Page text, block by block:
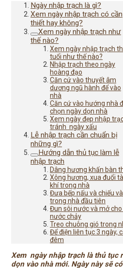
Ngày nhập trạch là gì?
Xem ngày nhập trạch có cần
thiết hay không?
Xem ngày nhập trạch như
thế nào?
Xem ngày nhập trạch
tuổi như thế nào?
Nhập trạch theo ngày
hoàng đạo
Căn cứ vào thuyết âm
dương ngũ hành để vào
nhà
Căn cứ vào hướng nhà
chọn ngày dọn nhà
Xem ngày đẹp nhập
tránh ngày xấu
Lễ nhập trạch cần chuẩn bị
những gì?
Hướng dẫn thủ tục làm lễ
nhập trạch
Dâng hương khấn bàn
Xông hương, xua đuổi tà
khí trong nhà
Đưa bếp nấu và chiếu
trong nhà đầu tiên
Đun sôi nước và mở cho
nước chảy
Treo chuông gió trong
Để điện liên tục 3 ngày,
đêm
Xem ngày nhập trạch là thủ tục
dọn vào nhà mới. Ngày này sẽ